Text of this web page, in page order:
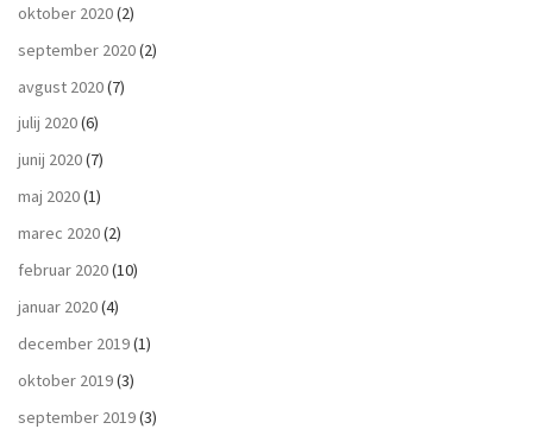
oktober 2020(2)
september 2020(2)
avgust 2020(7)
julij 2020(6)
junij 2020(7)
maj 2020(1)
marec 2020(2)
februar 2020(10)
januar 2020(4)
december 2019(1)
oktober 2019(3)
september 2019(3)